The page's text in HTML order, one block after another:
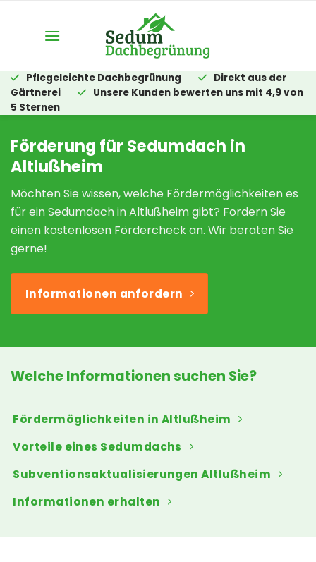
springen
Pflegeleichte Dachbegrünung
Direkt aus der
Gärtnerei
Unsere Kunden bewerten uns mit 4,9 von
5 Sternen
Förderung für Sedumdach in
Altlußheim
Möchten Sie wissen, welche Fördermöglichkeiten es
für ein Sedumdach in Altlußheim gibt? Fordern Sie
einen kostenlosen Fördercheck an. Wir beraten Sie
gerne!
Informationen anfordern
Welche Informationen suchen Sie?
Fördermöglichkeiten in Altlußheim
Vorteile eines Sedumdachs
Subventionsaktualisierungen Altlußheim
Informationen erhalten